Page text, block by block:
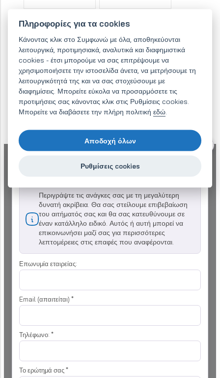
λάβετε προσφορά εντός 48 ωρών.
Περιγράψτε τις ανάγκες σας με τη μεγαλύτερη
δυνατή ακρίβεια. Θα σας στείλουμε επιβεβαίωση
του αιτήματός σας και θα σας κατευθύνουμε σε
έναν κατάλληλο ειδικό. Αυτός ή αυτή μπορεί να
επικοινωνήσει μαζί σας για περισσότερες
λεπτομέρειες στις επαφές που αναφέρονται.
Επωνυμία εταιρείας:
Email (απαιτείται) *
Τηλέφωνο: *
Το ερώτημά σας*
Πληροφορίες για τα cookies
Κάνοντας κλικ στο Συμφωνώ με όλα, αποθηκεύονται
λειτουργικά, προτιμησιακά, αναλυτικά και διαφημιστικά
cookies - έτσι μπορούμε να σας επιτρέψουμε να
χρησιμοποιήσετε την ιστοσελίδα άνετα, να μετρήσουμε τη
λειτουργικότητά της και να σας στοχεύσουμε με
διαφημίσεις. Μπορείτε εύκολα να προσαρμόσετε τις
προτιμήσεις σας κάνοντας κλικ στις Ρυθμίσεις cookies.
Μπορείτε να διαβάσετε την πλήρη πολιτικήεδώ.
Αποδοχή όλων
Ρυθμίσεις cookies